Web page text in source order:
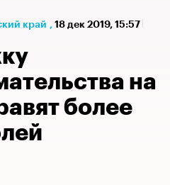
край , 18 дек 2019, 15:57
на
более